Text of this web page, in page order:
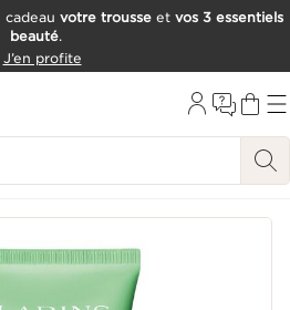
cadeau votre trousseet vos 3 essentiels
beauté.
J’en profite